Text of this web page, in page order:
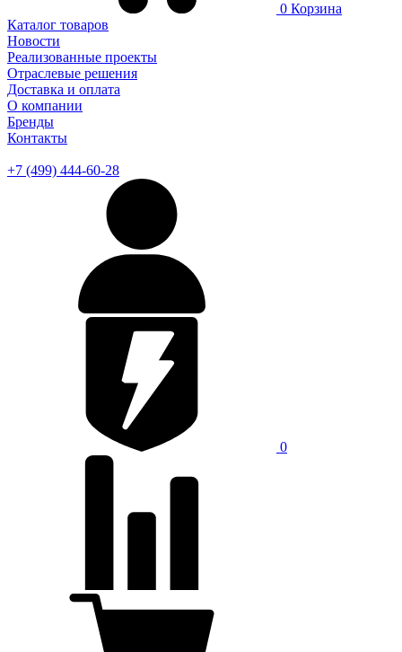
0 Корзина
Каталог товаров
Новости
Реализованные проекты
Отраслевые решения
Доставка и оплата
О компании
Бренды
Контакты
+7 (499) 444-60-28
0